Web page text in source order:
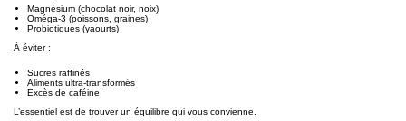
Magnésium (chocolat noir, noix)
Oméga-3 (poissons, graines)
Probiotiques (yaourts)
À éviter :
Sucres raffinés
Aliments ultra-transformés
Excès de caféine
L’essentiel est de trouver un équilibre qui vous convienne.